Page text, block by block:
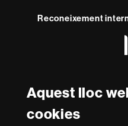
Aquest lloc
cookies
Reconeixement
Amb el